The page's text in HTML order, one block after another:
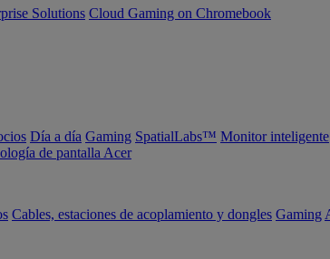
Solutions Cloud Gaming on Chromebook
Día a día Gaming SpatialLabs™ Monitor inteligente
de pantalla Acer
Cables, estaciones de acoplamiento y dongles Gaming